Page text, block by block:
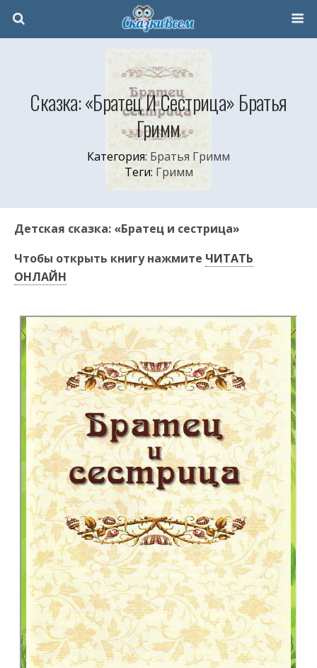
Сказка: «Братец И Сестрица» Братья
Гримм
Категория: Братья Гримм
Теги: Гримм
Детская сказка: «Братец и сестрица»
Чтобы открыть книгу нажмите ЧИТАТЬ
ОНЛАЙН